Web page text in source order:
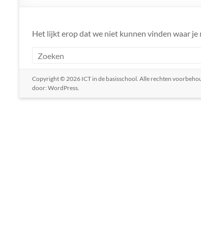
Het lijkt erop dat we niet kunnen vinden waar je
Copyright © 2026 ICT in de basisschool. Alle rechten
door: WordPress.